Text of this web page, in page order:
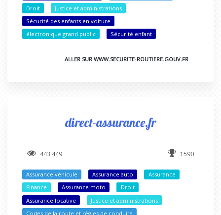
Droit
Justice et administrations
Sécurité des enfants en voiture
électronique grand public
Sécurité enfant
ALLER SUR WWW.SECURITE-ROUTIERE.GOUV.FR
direct-assurance.fr
443 449 1590
Assurance véhicule Assurance auto
Assurance
Finance
Assurance moto
Droit
Assurance locative
Justice et administrations
Codes de la route et règles de conduite